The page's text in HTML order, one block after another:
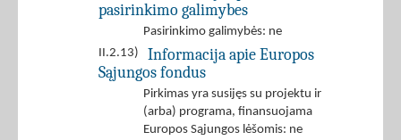
pasirinkimo galimybes
Pasirinkimo galimybės: ne
II.2.13)
Informacija apie Europos
Sąjungos fondus
Pirkimas yra susijęs su projektu ir
(arba) programa, finansuojama
Europos Sąjungos lėšomis: ne